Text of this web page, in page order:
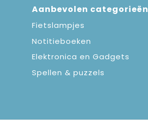
Aanbevolen categorieën
Fietslampjes
Notitieboeken
Elektronica en Gadgets
Spellen & puzzels